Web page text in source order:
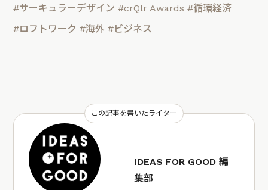
#サーキュラーデザイン #crQlr Awards #循環経済
#ロフトワーク #海外 #ビジネス
この記事を書いたライター
IDEAS FOR GOOD 編
集部